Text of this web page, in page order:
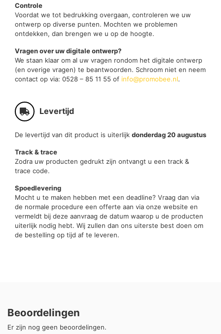
Controle
Voordat we tot bedrukking overgaan, controleren we uw
ontwerp op diverse punten. Mochten we problemen
ontdekken, dan brengen we u op de hoogte.
Vragen over uw digitale ontwerp?
We staan klaar om al uw vragen rondom het digitale ontwerp
(en overige vragen) te beantwoorden. Schroom niet en neem
contact op via: 0528 – 85 11 55 of info@promobee.nl.
Levertijd
De levertijd van dit product is uiterlijk donderdag 20 augustus
Track & trace
Zodra uw producten gedrukt zijn ontvangt u een track &
trace code.
Spoedlevering
Mocht u te maken hebben met een deadline? Vraag dan via
de normale procedure een offerte aan via onze website en
vermeldt bij deze aanvraag de datum waarop u de producten
uiterlijk nodig hebt. Wij zullen dan ons uiterste best doen om
de bestelling op tijd af te leveren.
Beoordelingen
Er zijn nog geen beoordelingen.